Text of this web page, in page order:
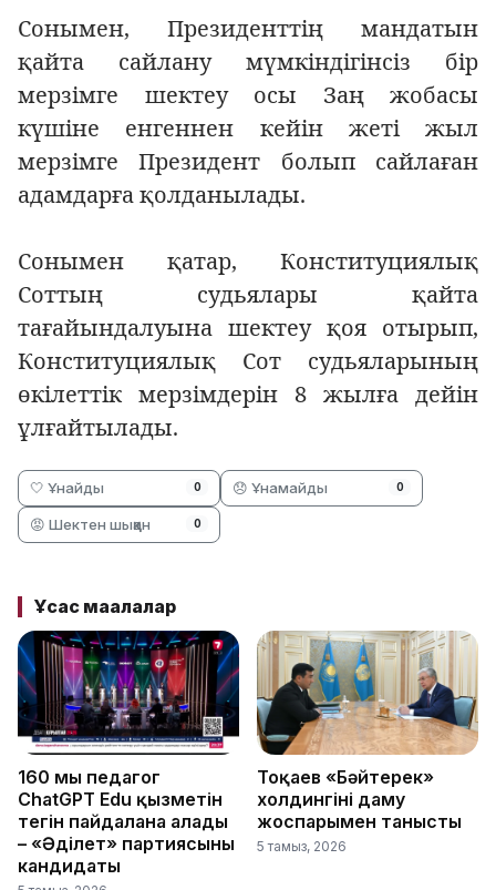
Сонымен, Президенттің мандатын
қайта сайлану мүмкіндігінсіз бір
мерзімге шектеу осы Заң жобасы
күшіне енгеннен кейін жеті жыл
мерзімге Президент болып сайлаған
адамдарға қолданылады.
Сонымен қатар, Конституциялық
Соттың судьялары қайта
тағайындалуына шектеу қоя отырып,
Конституциялық Сот судьяларының
өкілеттік мерзімдерін 8 жылға дейін
ұлғайтылады.
🤍 Ұнайды 0 😞 Ұнамайды 0
😡 Шектен шыққан 0
Ұқсас мақалалар
160 мың педагог
ChatGPT Edu қызметін
тегін пайдалана алады
– «Әділет» партиясының
кандидаты
Тоқаев «Бәйтерек»
холдингінің даму
жоспарымен танысты
5 тамыз, 2026